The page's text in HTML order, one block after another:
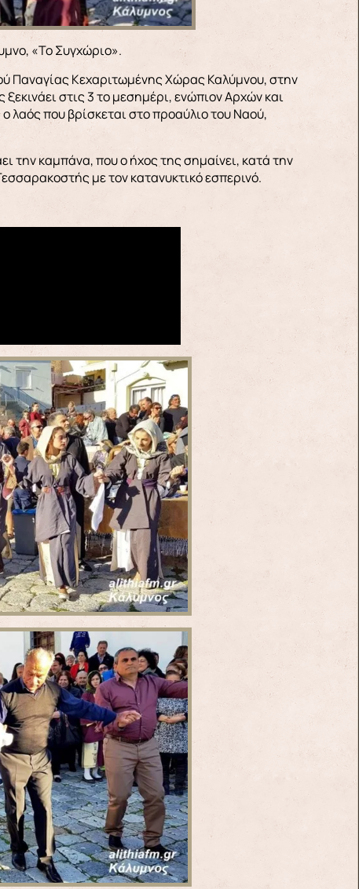
«Το Συγχώριο».
Παναγίας Κεχαριτωμένης Χώρας Καλύμνου, στην
στις 3 το μεσημέρι, ενώπιον Αρχών και
λαός που βρίσκεται στο προαύλιο του Ναού,
την καμπάνα, που ο ήχος της σημαίνει, κατά την
με τον κατανυκτικό εσπερινό.